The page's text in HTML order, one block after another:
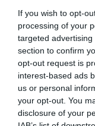
If you wish to opt-
processing of your
targeted
section to confirm
opt-out request is
interest-based ads
us or personal
your opt-out. You
disclosure of your
dispoziția